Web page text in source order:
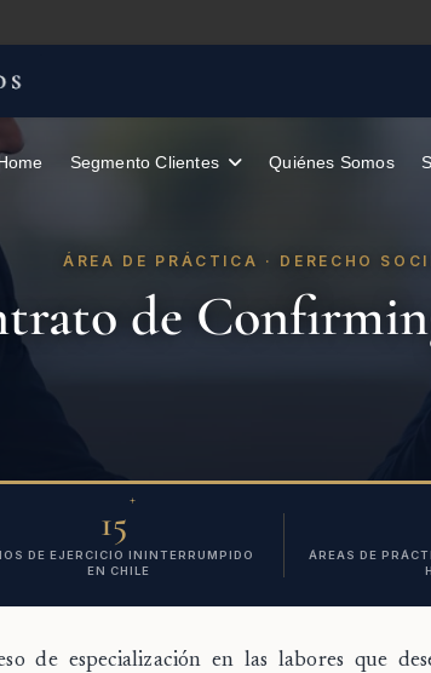
Segmento Clientes Quiénes Somos
ÁREA DE PRÁCTICA · DERECHO
de
15
+
DE EJERCICIO ININTERRUMPIDO
EN CHILE
ÁREAS DE
de especialización en las labores que